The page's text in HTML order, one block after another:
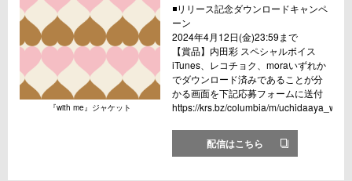
『with me』ジャケット
◾️リリース記念ダウンロードキャンペ
ーン
2024年4月12日(金)23:59まで
【賞品】内田彩 スペシャルボイス
iTunes、レコチョク、moraいずれか
でダウンロード済みであることが分
かる画面を下記応募フォームに送付
https://krs.bz/columbia/m/
配信はこちら